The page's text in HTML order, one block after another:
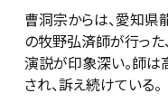
曹洞宗からは、愛知
の牧野弘済師が行っ
演説が印象深い。師
され、訴え続けている。